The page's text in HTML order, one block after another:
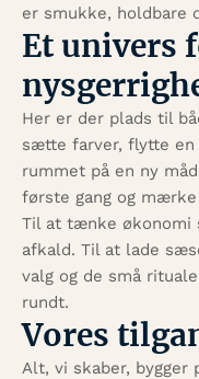
er smukke, holdbare
Et univers
Her er der plads til
sætte farver, flytte en
rummet på en ny
første gang og
Til at tænke økonomi
afkald. Til at lade
valg og de små
rundt.
Vores
Alt, vi skaber, bygger